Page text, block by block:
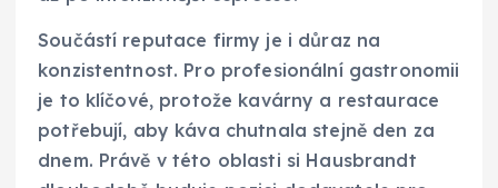
Součástí reputace firmy je i důraz na
konzistentnost. Pro profesionální gastronomii
je to klíčové, protože kavárny a restaurace
potřebují, aby káva chutnala stejně den za
dnem. Právě v této oblasti si Hausbrandt